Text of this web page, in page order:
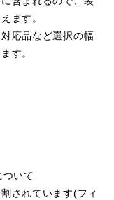
ます。
応品など選択の幅
す。
いて
されています(フィ